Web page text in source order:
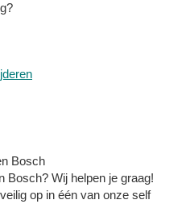
Bosch
Bosch? Wij helpen je graag!
op in één van onze self